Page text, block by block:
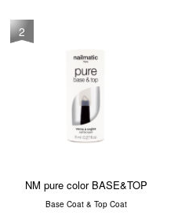
2
NM pure color BASE&TOP
Base Coat & Top Coat